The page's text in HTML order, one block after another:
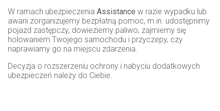
W ramach ubezpieczenia Assistance w razie wypadku lub
awarii zorganizujemy bezpłatną pomoc, m.in. udostępnimy
pojazd zastępczy, dowieziemy paliwo, zajmiemy się
holowaniem Twojego samochodu i przyczepy, czy
naprawiamy go na miejscu zdarzenia.
Decyzja o rozszerzeniu ochrony i nabyciu dodatkowych
ubezpieczeń należy do Ciebie.